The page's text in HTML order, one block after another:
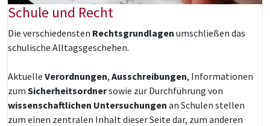
Schule und Recht
Die verschiedensten Rechtsgrundlagen umschließen das
schulische Alltagsgeschehen.
Aktuelle Verordnungen, Ausschreibungen, Informationen
zum Sicherheitsordnersowie zur Durchführung von
wissenschaftlichen Untersuchungen an Schulen stellen
zum einen zentralen Inhalt dieser Seite dar, zum anderen